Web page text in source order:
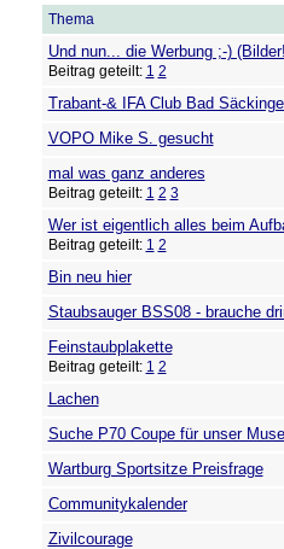
Thema
Und nun... die Werbung ;-)
Beitrag geteilt: 1 2
Trabant-& IFA Club Bad
VOPO Mike S. gesucht
mal was ganz anderes
Beitrag geteilt: 1 2 3
Wer ist eigentlich alles beim
Beitrag geteilt: 1 2
Bin neu hier
Staubsauger BSS08 - brauche
Feinstaubplakette
Beitrag geteilt: 1 2
Lachen
Suche P70 Coupe für unser
Wartburg Sportsitze Preisfrage
Communitykalender
Zivilcourage